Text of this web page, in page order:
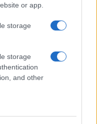
or app.
storage
storage
and other
από ένα «αθώο»
τρόμου, πόνου και
πέφτουν θύματα της
της χειρότερης μορφής
εικόνας. Την Τρίτη 25